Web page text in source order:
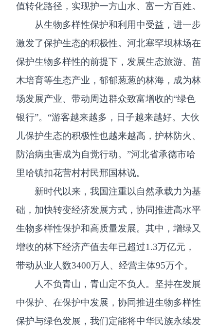
值转化路径，实现护一方山水、富一方百姓。
从生物多样性保护和利用中受益，进一步
激发了保护生态的积极性。河北塞罕坝林场在
保护生物多样性的前提下，发展生态旅游、苗
木培育等生态产业，郁郁葱葱的林海，成为林
场发展产业、带动周边群众致富增收的“绿色
银行”。“游客越来越多，日子越来越好。大伙
儿保护生态的积极性也越来越高，护林防火、
防治病虫害成为自觉行动。”河北省承德市哈
里哈镇扣花营村村民邢国林说。
新时代以来，我国注重以自然承载力为基
础，加快转变经济发展方式，协同推进高水平
生物多样性保护和高质量发展。其中，增绿又
增收的林下经济产值去年已超过1.3万亿元，
带动从业人数3400万人、经营主体95万个。
人不负青山，青山定不负人。坚持在发展
中保护、在保护中发展，协同推进生物多样性
保护与绿色发展，我们定能将中华民族永续发